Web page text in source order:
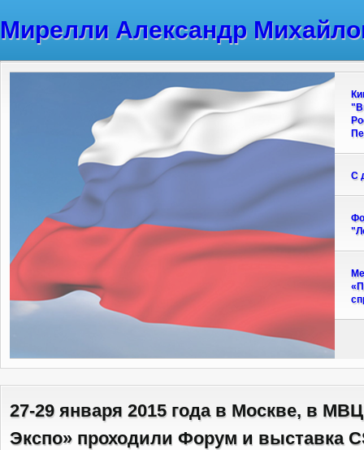
Мирелли Александр
С
27-29 января 2015 года в Москве, в
Экспо» проходили Форум и выставка